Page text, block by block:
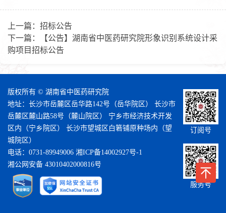
上一篇： 招标公告
下一篇：
【公告】湖南省中医药研究院形象识别系统设计采
购项目招标公告
版权所有 © 湖南省中医药研究院
地址：长沙市岳麓区岳华路142号（岳华院区） 长沙市
岳麓区麓山路58号（麓山院区） 宁乡市经济技术开发
区内（宁乡院区） 长沙市望城区白箬铺原种场内（望
城院区）
电话：0731-89949006 湘ICP备14002927号-1
湘公网安备 43010402000816号
订阅号
服务号